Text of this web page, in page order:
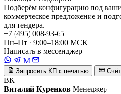
Подберём конфигурацию под
коммерческое предложение и
для тендера.
+7 (495) 008-93-65
Пн–Пт · 9:00–18:00 МСК
Написать в мессенджер
M
Запросить КП с печатью
ВК
Виталий Куренков Менеджер